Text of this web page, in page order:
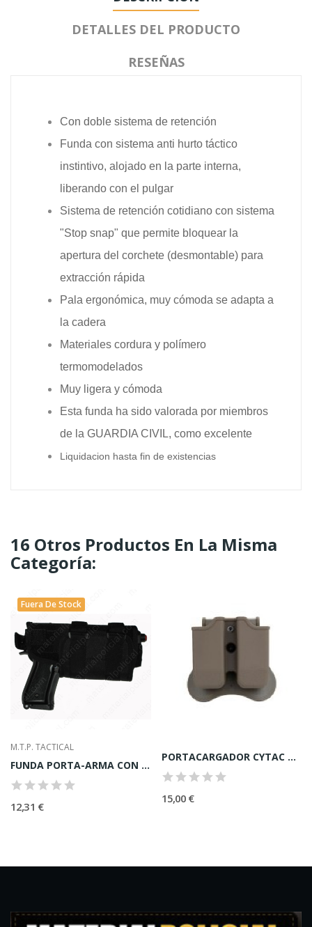
DETALLES DEL PRODUCTO
RESEÑAS
Con doble sistema de retención
Funda con sistema anti hurto táctico
instintivo, alojado en la parte interna,
liberando con el pulgar
Sistema de retención cotidiano con sistema
"Stop snap" que permite bloquear la
apertura del corchete (desmontable) para
extracción rápida
Pala ergonómica, muy cómoda se adapta a
la cadera
Materiales cordura y polímero
termomodelados
Muy ligera y cómoda
Esta funda ha sido valorada por miembros
de la GUARDIA CIVIL, como excelente
Liquidacion hasta fin de existencias
16 Otros Productos En La Misma
Categoría:
Fuera De Stock
M.T.P. TACTICAL
FUNDA PORTA-ARMA CON PUNTERO LASER
12,31 €
PORTACARGADOR CYTAC PARA BR92,TAURUS...
15,00 €